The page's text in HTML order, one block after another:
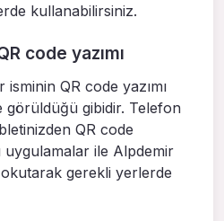
kullanabilirsiniz.
code yazımı
isminin QR code yazımı
görüldüğü gibidir. Telefon
QR code
ile Alpdemir
gerekli yerlerde